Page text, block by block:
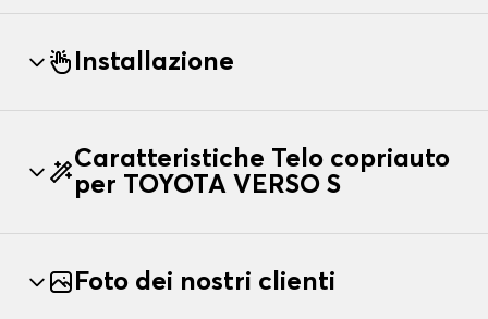
Installazione
Caratteristiche Telo copriauto
per TOYOTA VERSO S
Foto dei nostri clienti